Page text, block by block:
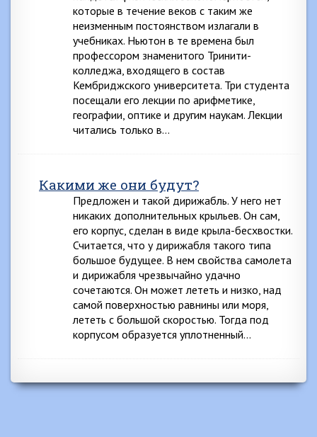
которые в течение веков с таким же
неизменным постоянством излагали в
учебниках. Ньютон в те времена был
профессором знаменитого Тринити-
колледжа, входящего в состав
Кембриджского университета. Три студента
посещали его лекции по арифметике,
географии, оптике и другим наукам. Лекции
читались только в…
Какими же они будут?
Предложен и такой дирижабль. У него нет
никаких дополнительных крыльев. Он сам,
его корпус, сделан в виде крыла-бесхвостки.
Считается, что у дирижабля такого типа
большое будущее. В нем свойства самолета
и дирижабля чрезвычайно удачно
сочетаются. Он может лететь и низко, над
самой поверхностью равнины или моря,
лететь с большой скоростью. Тогда под
корпусом образуется уплотненный…